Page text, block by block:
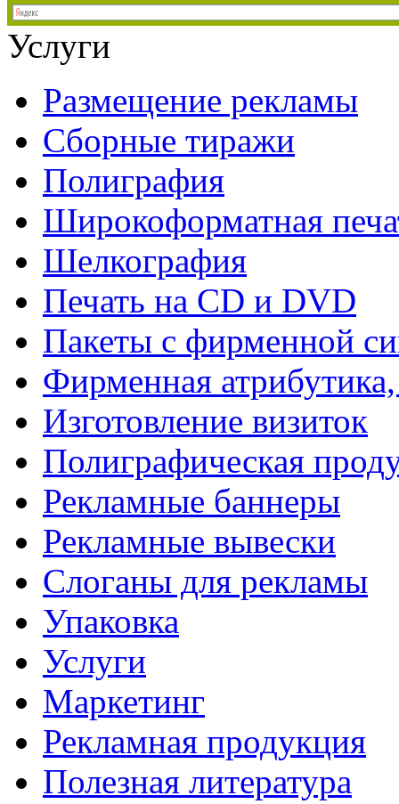
Услуги
Размещение рекламы
Сборные тиражи
Полиграфия
Широкоформатная
Шелкография
Печать на СD и DVD
Пакеты с фирменной
Фирменная
Изготовление визиток
Полиграфическая
Рекламные баннеры
Рекламные вывески
Слоганы для рекламы
Упаковка
Услуги
Маркетинг
Рекламная продукция
Полезная литература